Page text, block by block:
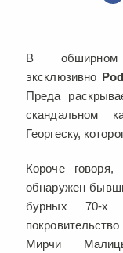
В обширном
эксклюзивно
Преда
скандальном
Георгеску,
Короче
обнаружен
бурных 70-х
Мирчи